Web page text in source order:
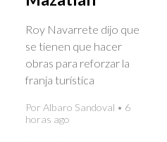
Roy Navarrete dijo que
se tienen que hacer
obras para reforzar la
franja turística
Por Albaro Sandoval • 6
horas ago